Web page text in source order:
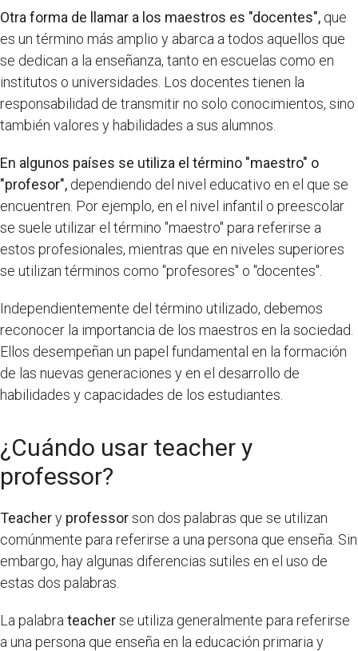
Otra forma de llamar a los maestros es "docentes", que
es un término más amplio y abarca a todos aquellos que
se dedican a la enseñanza, tanto en escuelas como en
institutos o universidades. Los docentes tienen la
responsabilidad de transmitir no solo conocimientos, sino
también valores y habilidades a sus alumnos.
En algunos países se utiliza el término "maestro" o
"profesor", dependiendo del nivel educativo en el que se
encuentren. Por ejemplo, en el nivel infantil o preescolar
se suele utilizar el término "maestro" para referirse a
estos profesionales, mientras que en niveles superiores
se utilizan términos como "profesores" o "docentes".
Independientemente del término utilizado, debemos
reconocer la importancia de los maestros en la sociedad.
Ellos desempeñan un papel fundamental en la formación
de las nuevas generaciones y en el desarrollo de
habilidades y capacidades de los estudiantes.
¿Cuándo usar teacher y
professor?
Teachery professorson dos palabras que se utilizan
comúnmente para referirse a una persona que enseña. Sin
embargo, hay algunas diferencias sutiles en el uso de
estas dos palabras.
La palabra teacherse utiliza generalmente para referirse
a una persona que enseña en la educación primaria y